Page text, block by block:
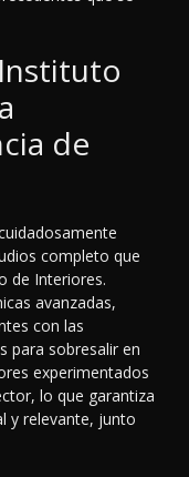
de
completo que
de Interiores.
avanzadas,
con las
para sobresalir en
experimentados
lo que garantiza
y relevante, junto